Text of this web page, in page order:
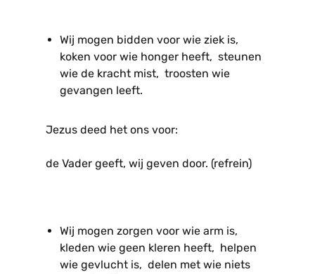
Wij mogen bidden voor wie ziek is,
koken voor wie honger heeft, steunen
wie de kracht mist, troosten wie
gevangen leeft.
Jezus deed het ons voor:
de Vader geeft, wij geven door. (refrein)
Wij mogen zorgen voor wie arm is,
kleden wie geen kleren heeft, helpen
wie gevlucht is, delen met wie niets